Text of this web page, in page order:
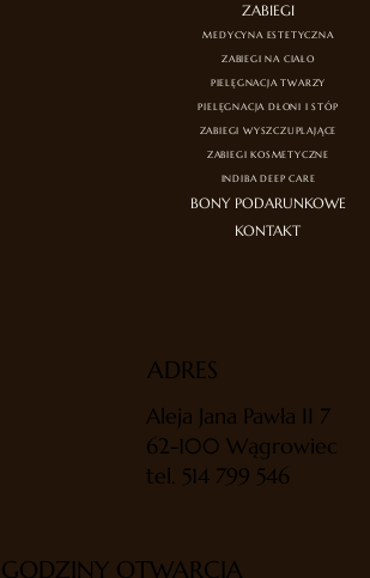
ZABIEGI
MEDYCYNA ESTETYCZNA
ZABIEGI NA CIAŁO
PIELĘGNACJA TWARZY
PIELĘGNACJA DŁONI I STÓP
ZABIEGI WYSZCZUPLAJĄCE
ZABIEGI KOSMETYCZNE
INDIBA DEEP CARE
BONY PODARUNKOWE
KONTAKT
ADRES
Aleja Jana Pawła II 7
62-100 Wągrowiec
tel. 514 799 546
GODZINY OTWARCIA